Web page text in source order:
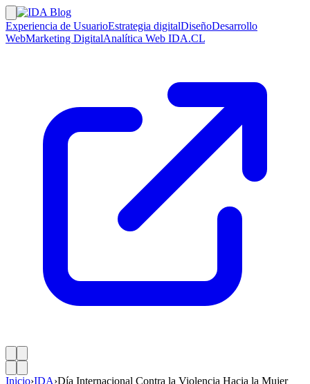
Experiencia de UsuarioEstrategia digitalDiseñoDesarrollo
WebMarketing DigitalAnalítica Web IDA.CL
Inicio›IDA›Día Internacional Contra la Violencia Hacia la Mujer